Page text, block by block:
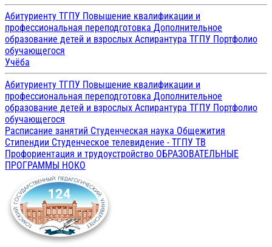
Абитуриенту ТГПУ Повышение квалификации и
профессиональная переподготовка Дополнительное
образование детей и взрослых Аспирантура ТГПУ Портфолио
обучающегося
Учёба
Абитуриенту ТГПУ Повышение квалификации и
профессиональная переподготовка Дополнительное
образование детей и взрослых Аспирантура ТГПУ Портфолио
обучающегося
Расписание занятий Студенческая наука Общежития
Стипендии Студенческое телевидение - ТГПУ ТВ
Профориентация и трудоустройство ОБРАЗОВАТЕЛЬНЫЕ
ПРОГРАММЫ НОКО